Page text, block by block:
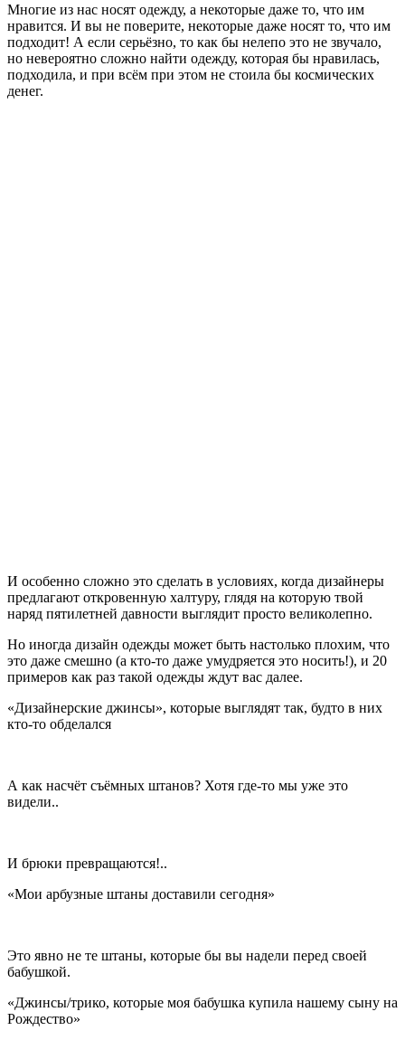
Многие из нас носят одежду, а некоторые даже то, что им
нравится. И вы не поверите, некоторые даже носят то, что им
подходит! А если серьёзно, то как бы нелепо это не звучало,
но невероятно сложно найти одежду, которая бы нравилась,
подходила, и при всём при этом не стоила бы космических
денег.
И особенно сложно это сделать в условиях, когда дизайнеры
предлагают откровенную халтуру, глядя на которую твой
наряд пятилетней давности выглядит просто великолепно.
Но иногда дизайн одежды может быть настолько плохим, что
это даже смешно (а кто-то даже умудряется это носить!), и 20
примеров как раз такой одежды ждут вас далее.
«Дизайнерские джинсы», которые выглядят так, будто в них
кто-то обделался
А как насчёт съёмных штанов? Хотя где-то мы уже это
видели..
И брюки превращаются!..
«Мои арбузные штаны доставили сегодня»
Это явно не те штаны, которые бы вы надели перед своей
бабушкой.
«Джинсы/трико, которые моя бабушка купила нашему сыну на
Рождество»